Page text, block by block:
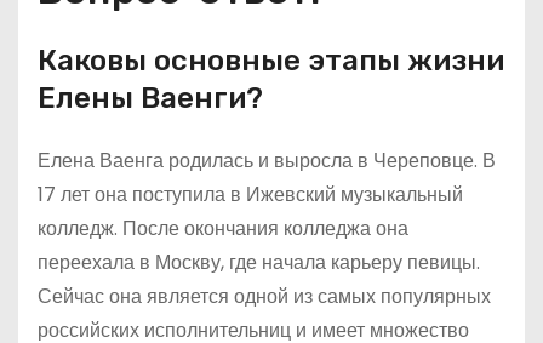
Каковы основные этапы жизни
Елены Ваенги?
Елена Ваенга родилась и выросла в Череповце. В
17 лет она поступила в Ижевский музыкальный
колледж. После окончания колледжа она
переехала в Москву, где начала карьеру певицы.
Сейчас она является одной из самых популярных
российских исполнительниц и имеет множество